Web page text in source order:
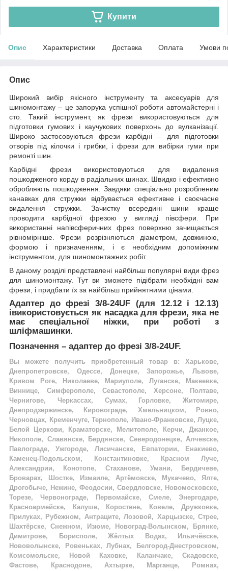
Купити
Опис Характеристики Доставка Оплата Умови
Опис
Широкий вибір якісного інструменту та аксесуарів для
шиномонтажу – це запорука успішної роботи автомайстерні і
сто. Такий інструмент, як фрези використовуються для
підготовки гумових і каучукових поверхонь до вулканізації.
Широко застосовуються фрези карбідні – для підготовки
отворів під кілочки і грибки, і фрези для вибірки гуми при
ремонті шин.
Карбідні фрези використовуються для видалення
пошкодженого корду в радіальних шинах. Швидко і ефективно
обробляють пошкодження. Завдяки спеціально розробленим
канавках для стружки відбувається ефективне і своєчасне
видалення стружки. Зачистку всередині шини краще
проводити карбідної фрезою у вигляді півсфери. При
використанні напівсферичних фрез поверхню зачищається
рівномірніше. Фрези розрізняються діаметром, довжиною,
формою і призначенням, і є необхідним допоміжним
інструментом, для шиномонтажних робіт.
В даному розділі представлені найбільш популярні види фрез
для шиномонтажу. Тут ви зможете підібрати необхідні вам
фрези, і придбати їх за найбільш прийнятними цінами.
Адаптер до фрезі 3/8-24UF (для 12.12 і 12.13)
івикористовується як насадка для фрези, яка не
має спеціальної ніжки, при роботі з
шліфмашинки.
Позначення – адаптер до фрезі 3/8-24UF.
Вы можете получить приобретенный товар в: Харькове,
Днепропетровске, Одессе, Донецке, Запорожье, Львове,
Кривом Роге, Николаеве, Мариуполе, Луганске, Макеевке,
Виннице, Симферополе, Севастополе, Херсоне, Полтаве,
Чернигове, Черкассах, Сумах, Горловке, Житомире,
Днепродзержинске, Кировограде, Хмельницком, Ровно,
Черновцах, Кременчуге, Тернополе, Ивано-Франковске, Луцке,
Белой Церкови, Краматорске, Мелитополе, Керчи, Джанкое,
Никополе, Славянске, Бердянске, Северодонецке, Алчевске,
Павлограде, Ужгороде, Лисичанске, Евпатории, Енакиево,
Каменец-Подольском, Константиновке, Красном Луче,
Александрии, Конотопе, Стаханове, Умани, Бердичеве,
Броварах, Шостке, Измаиле, Артёмовске, Мукачево, Ялте,
Дрогобыче, Нежине, Феодосии, Свердловске, Новомосковске,
Торезе, Червонограде, Первомайске, Смеле, Энергодаре,
Красноармейске, Калуше, Коростене, Ковеле, Дружковке,
Прилуках, Рубежном, Антраците, Лозовой, Харцызске, Стрее,
Шахтёрске, Снежном, Изюме, Новоград-Волынском, Брянке,
Димитрове, Борисполе, Жёлтых Водах, Ильичёвске,
Нововолынске, Ровеньках, Лубнах, Белгород-Днестровском,
Комсомольске, Новой Каховке, Каланчаке, Скадовске,
Фастове, Краснодоне, Ахтырке, Марганце, Ромнах,